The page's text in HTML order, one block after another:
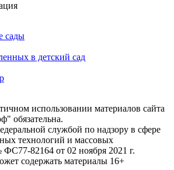
сады
в детский сад
использовании материалов сайта
обязательна.
службой по надзору в сфере
технологий и массовых
82164 от 02 ноября 2021 г.
содержать материалы 16+